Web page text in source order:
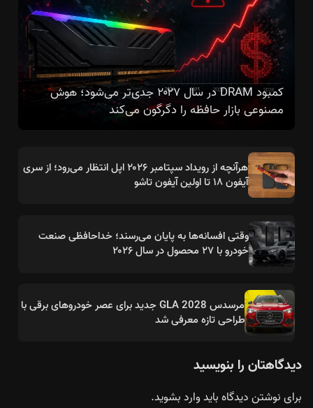
کمبود DRAM در سال ۲۰۲۷ جدی‌تر می‌شود؛ هوش
مصنوعی بازار حافظه را دگرگون می‌کند
هرآنچه از رویداد سپتامبر ۲۰۲۶ اپل انتظار می‌رود؛ از سری
آیفون ۱۸ تا اولین آیفون تاشو
وقتی افسانه‌ها به پایان می‌رسند؛ خداحافظی صنعت
خودرو با ۲۷ محصول در سال ۲۰۲۶
مرسدس GLA 2028 جدید برای عصر خودروهای برقی با
طراحی تازه معرفی شد
دیدگاهتان را بنویسید
برای نوشتن دیدگاه بایدوارد بشوید.